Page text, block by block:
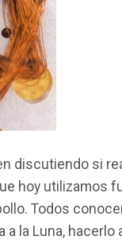
discutiendo si
hoy utilizamos
Todos
la Luna, hacerlo